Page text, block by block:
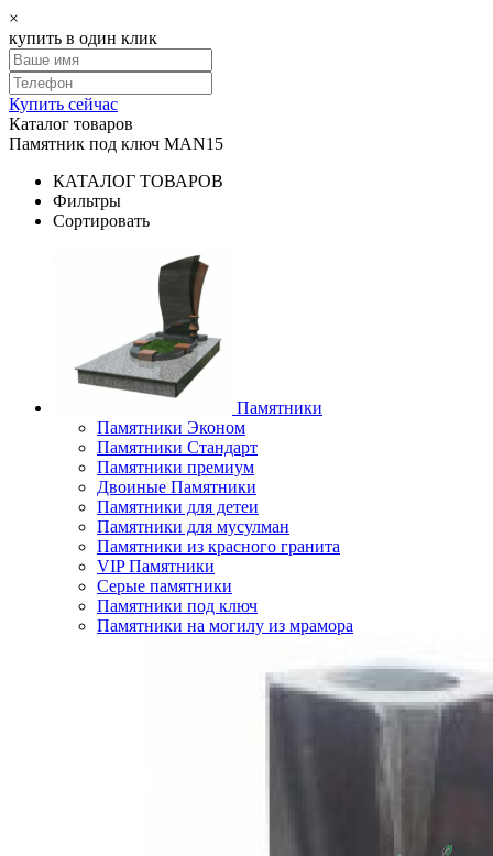
×
купить в один клик
Купить сейчас
Каталог товаров
Памятник под ключ MAN15
КАТАЛОГ ТОВАРОВ
Фильтры
Сортировать
Памятники
Памятники Эконом
Памятники Стандарт
Памятники премиум
Двоиные Памятники
Памятники для детеи
Памятники для мусулман
Памятники из красного гранита
VIP Памятники
Серые памятники
Памятники под ключ
Памятники на могилу из мрамора